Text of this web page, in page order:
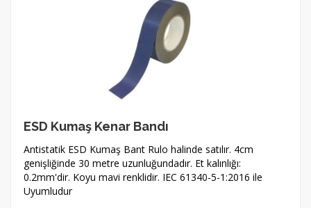
ESD Kumaş Kenar Bandı
Antistatik ESD Kumaş Bant Rulo halinde satılır. 4cm
genişliğinde 30 metre uzunluğundadır. Et kalınlığı:
0.2mm'dir. Koyu mavi renklidir. IEC 61340-5-1:2016 ile
Uyumludur